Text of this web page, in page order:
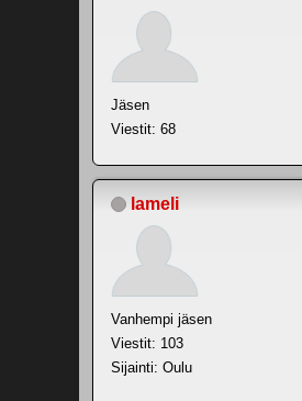
Jäsen
Viestit: 68
lameli
Vanhempi jäsen
Viestit: 103
Sijainti: Oulu